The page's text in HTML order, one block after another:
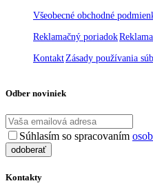
Všeobecné obchodné
Reklamačný poriadok
Kontakt Zásady používania
Odber noviniek
Súhlasím so spracovaním
Kontakty